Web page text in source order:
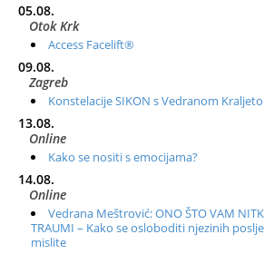
05.08.
Otok Krk
Access Facelift®
09.08.
Zagreb
Konstelacije SIKON s Vedranom
13.08.
Online
Kako se nositi s emocijama?
14.08.
Online
Vedrana Meštrović: ONO ŠTO VAM
TRAUMI – Kako se osloboditi njezinih
mislite